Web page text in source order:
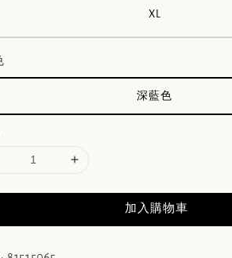
XL
深藍色
加入購物車